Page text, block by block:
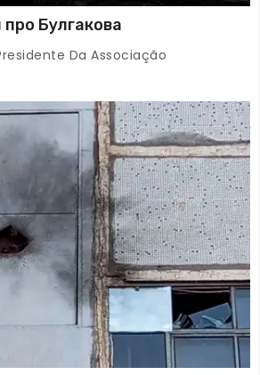
Булгакова
Da Associação